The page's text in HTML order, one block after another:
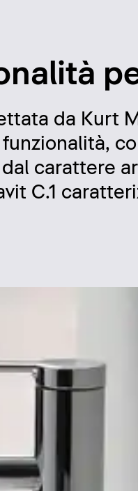
da Kurt
carattere
C.1